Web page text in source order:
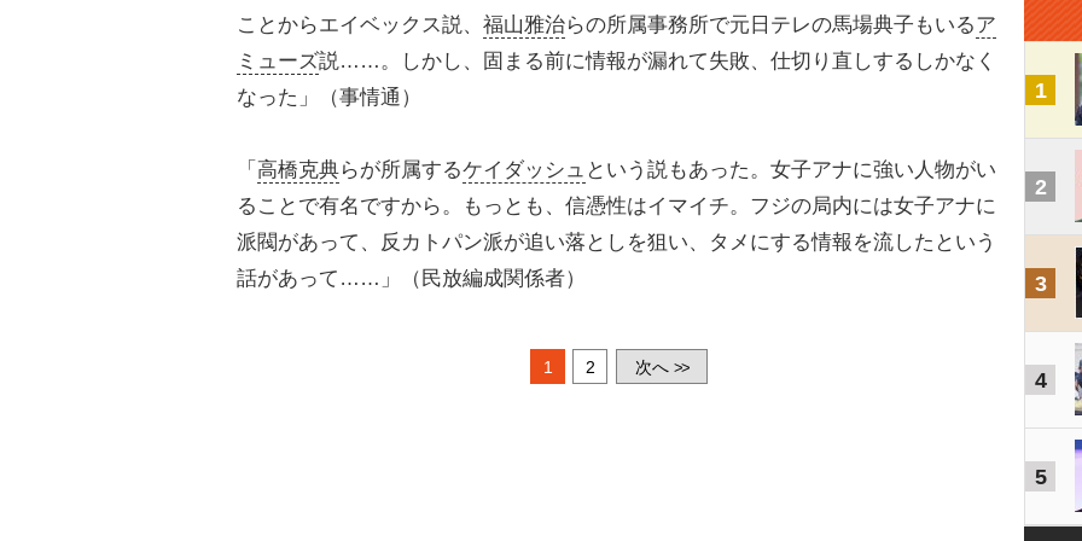
ことからエイベックス説、 福山雅治らの所属事務所で元日テレの馬場典子もいるア
ミューズ説……。しかし、固まる前に情報が漏れて失敗、仕切り直しするしかなく
なった」（事情通）
「 高橋克典らが所属するケイダッシュ という説もあった。女子アナに強い人物がい
ることで有名ですから。もっとも、信憑性はイマイチ。フジの局内には女子アナに
派閥があって、反カトパン派が追い落としを狙い、タメにする情報を流したという
話があって……」（民放編成関係者）
1 2 次へ >>
1
2
3
4
5